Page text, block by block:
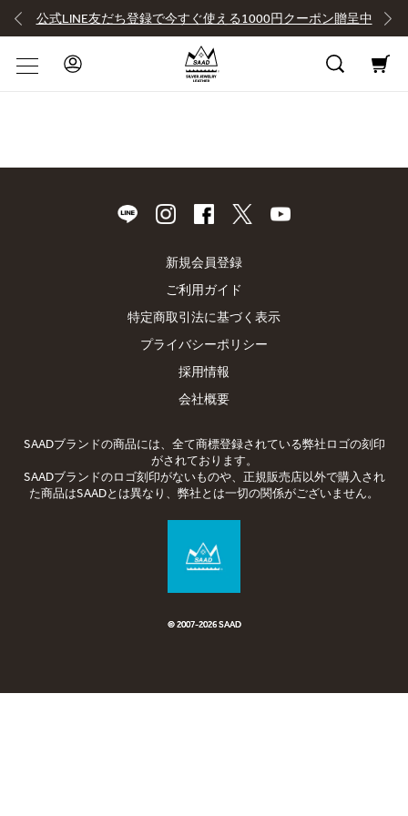
公式LINE友だち登録で今すぐ使える1000円クーポン贈呈中
新規会員登録
ご利用ガイド
特定商取引法に基づく表示
プライバシーポリシー
採用情報
会社概要
SAADブランドの商品には、全て商標登録されている弊社ロゴの刻印
がされております。
SAADブランドのロゴ刻印がないものや、正規販売店以外で購入され
た商品はSAADとは異なり、弊社とは一切の関係がございません。
© 2007-2026 SAAD
© 2007-2026 SAAD